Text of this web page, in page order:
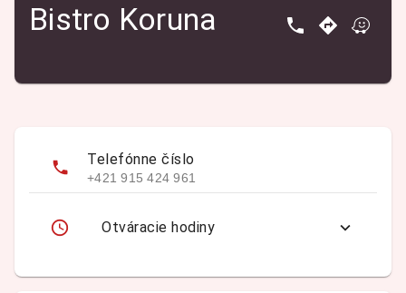
Bistro Koruna
Telefónne číslo
+421 915 424 961
Otváracie hodiny